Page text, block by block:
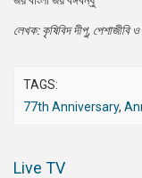
লেখক: কৃষিবিদ দীপু, পেশাজীবি
TAGS:
77th Anniversary,
Live TV